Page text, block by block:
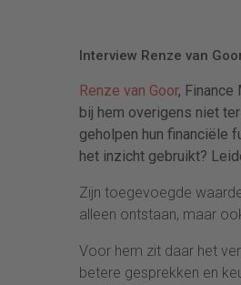
Interview Renze van
Renze van Goor, Finance
bij hem overigens niet
geholpen hun financiële
het inzicht gebruikt?
Zijn toegevoegde
alleen ontstaan, maar
Voor hem zit daar het
betere gesprekken en